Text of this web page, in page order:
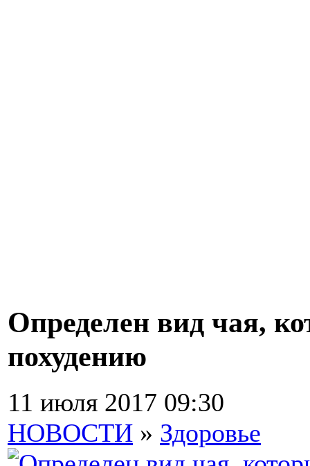
Определен вид чая,
похудению
11 июля 2017 09:30
НОВОСТИ » Здоровье